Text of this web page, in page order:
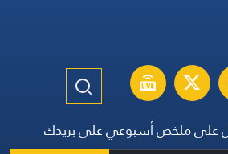
على ملخص أسبوعي على بريدك